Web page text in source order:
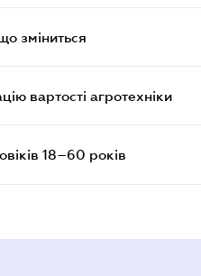
зміниться
вартості агротехніки
18–60 років